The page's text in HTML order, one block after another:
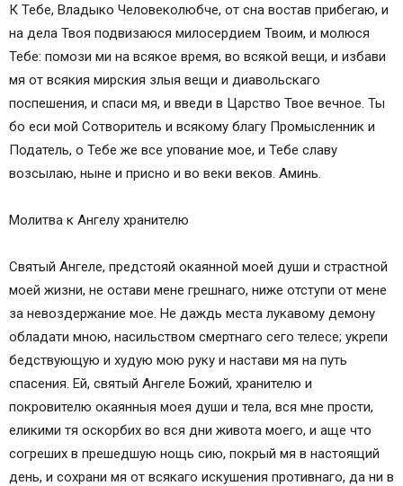
К Тебе, Владыко Человеколюбче, от сна востав прибегаю, и
на дела Твоя подвизаюся милосердием Твоим, и молюся
Тебе: помози ми на всякое время, во всякой вещи, и избави
мя от всякия мирския злыя вещи и диавольскаго
поспешения, и спаси мя, и введи в Царство Твое вечное. Ты
бо еси мой Сотворитель и всякому благу Промысленник и
Податель, о Тебе же все упование мое, и Тебе славу
возсылаю, ныне и присно и во веки веков. Аминь.
Молитва к Ангелу хранителю
Святый Ангеле, предстояй окаянной моей души и страстной
моей жизни, не остави мене грешнаго, ниже отступи от мене
за невоздержание мое. Не даждь места лукавому демону
обладати мною, насильством смертнаго сего телесе; укрепи
бедствующую и худую мою руку и настави мя на путь
спасения. Ей, святый Ангеле Божий, хранителю и
покровителю окаянныя моея души и тела, вся мне прости,
еликими тя оскорбих во вся дни живота моего, и аще что
согреших в прешедшую нощь сию, покрый мя в настоящий
день, и сохрани мя от всякаго искушения противнаго, да ни в